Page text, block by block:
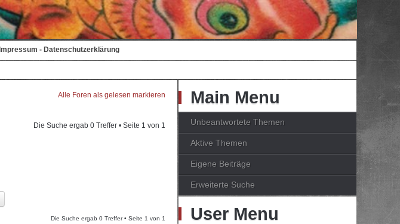
Impressum - Datenschutzerklärung
Alle Foren als gelesen markieren
Die Suche ergab 0 Treffer • Seite 1 von 1
Die Suche ergab 0 Treffer • Seite 1 von 1
Main Menu
Unbeantwortete Themen
Aktive Themen
Eigene Beiträge
Erweiterte Suche
User Menu